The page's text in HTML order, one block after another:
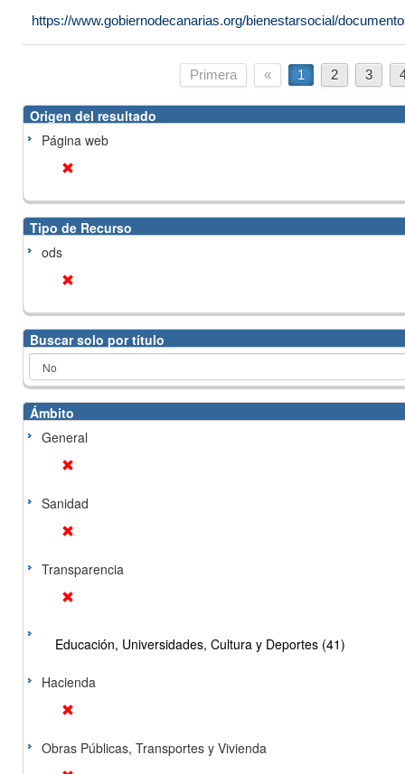
https://www.gobiernodecanarias.org/bienestarsocial/
Primera « 1 2 3
Origen del resultado
Página web
Tipo de Recurso
ods
Buscar solo por título
Ámbito
General
Sanidad
Transparencia
Educación, Universidades, Cultura y Deportes (41)
Hacienda
Obras Públicas, Transportes y Vivienda